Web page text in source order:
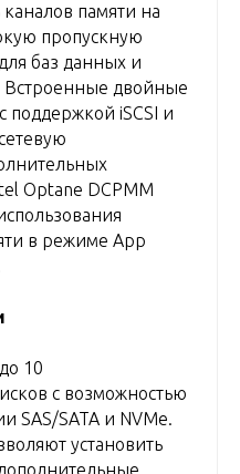
памяти на
пропускную
баз данных и
Встроенные двойные
поддержкой iSCSI и
Optane DCPMM
в режиме App
10
с возможностью
SAS/SATA и NVMe.
установить